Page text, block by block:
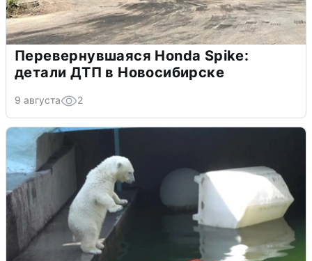
Перевернувшаяся Honda Spike:
детали ДТП в Новосибирске
9 августа 2